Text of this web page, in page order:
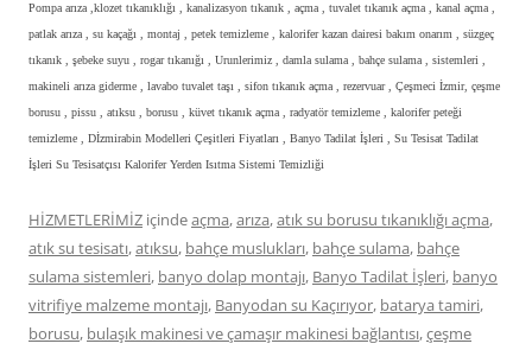
Pompa arıza ,klozet tıkanıklığı , kanalizasyon tıkanık , açma , tuvalet tıkanık açma , kanal açma ,
patlak arıza , su kaçağı , montaj , petek temizleme , kalorifer kazan dairesi bakım onarım , süzgeç
tıkanık , şebeke suyu , rogar tıkanığı , Urunlerimiz , damla sulama , bahçe sulama , sistemleri ,
makineli arıza giderme , lavabo tuvalet taşı , sifon tıkanık açma , rezervuar , Çeşmeci İzmir, çeşme
borusu , pissu , atıksu , borusu , küvet tıkanık açma , radyatör temizleme , kalorifer peteği
temizleme , Dİzmirabin Modelleri Çeşitleri Fiyatları , Banyo Tadilat İşleri , Su Tesisat Tadilat
İşleri Su Tesisatçısı Kalorifer Yerden Isıtma Sistemi Temizliği
HİZMETLERİMİZ içindeaçma,arıza,atık su borusu tıkanıklığı açma,
atık su tesisatı,atıksu, bahçe muslukları, bahçe sulama, bahçe
sulama sistemleri, banyo dolap montajı, Banyo Tadilat İşleri, banyo
vitrifiye malzeme montajı, Banyodan su Kaçırıyor, batarya tamiri,
borusu, bulaşık makinesi ve çamaşır makinesi bağlantısı,çeşme